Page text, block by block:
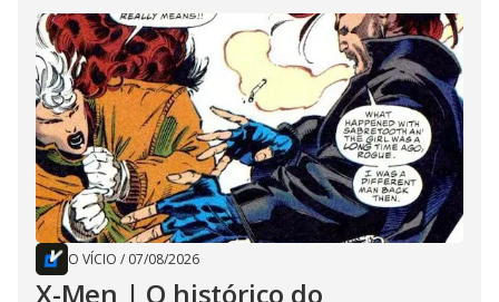
O VÍCIO / 07/08/2026
X-Men | O histórico do